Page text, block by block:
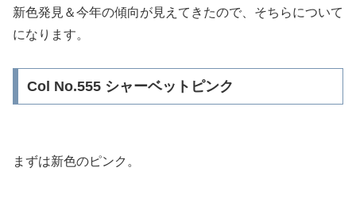
新色発見＆今年の傾向が見えてきたので、そちらについて
になります。
Col No.555 シャーベットピンク
まずは新色のピンク。